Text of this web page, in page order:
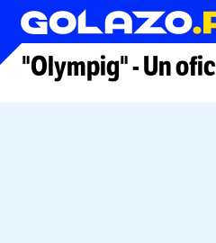
Alte sporturi
"Olympig"-Un